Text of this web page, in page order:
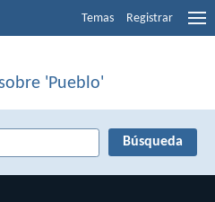
Temas Registrar
'Pueblo'